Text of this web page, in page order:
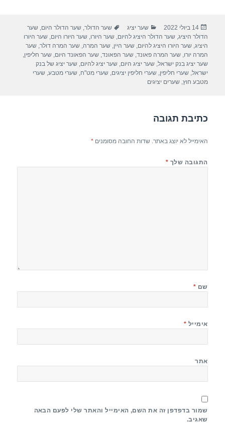
e
b
o
o
er
e
פורסם
בתאריך
14 ביולי 2022 קטגוריות
שער יציג תגיות
שער הדולר,שער הדולר היום,שער
הדולר היציג,שער הדולר היציג להיום,שער היורו,שער היורו היום,שער היורו
היציג,שער היורו היציג להיום,שער היין,שער המרה,שער המרה דולר,שער
המרה יורו,שער המרה פאונד,שער הפאונד,שער הפאונד היום,שער חליפין,
שער יציג בנק ישראל,שער יציג היום,שער יציג להיום,שער יציג של בנק
ישראל,שערי חליפין,שערי חליפין יציגים,שערי מט"ח,שערי מטבע,שערי
מטבע חוץ,שערים יציגים
כתיבת תגובה
האימייל לא יוצג באתר. שדות החובה מסומנים*
התגובה שלך *
שם *
אימייל *
אתר
שמור בדפדפן זה את השם, האימייל והאתר שלי לפעם הבאה
שאגיב.